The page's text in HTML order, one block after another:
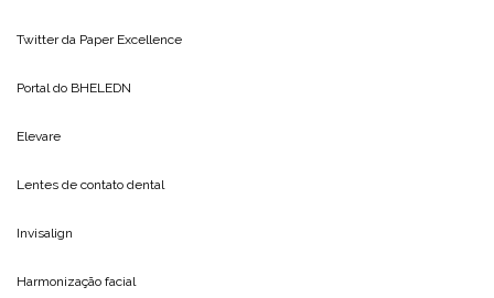
Twitter da Paper Excellence
Portal do BHELEDN
Elevare
Lentes de contato dental
Invisalign
Harmonização facial